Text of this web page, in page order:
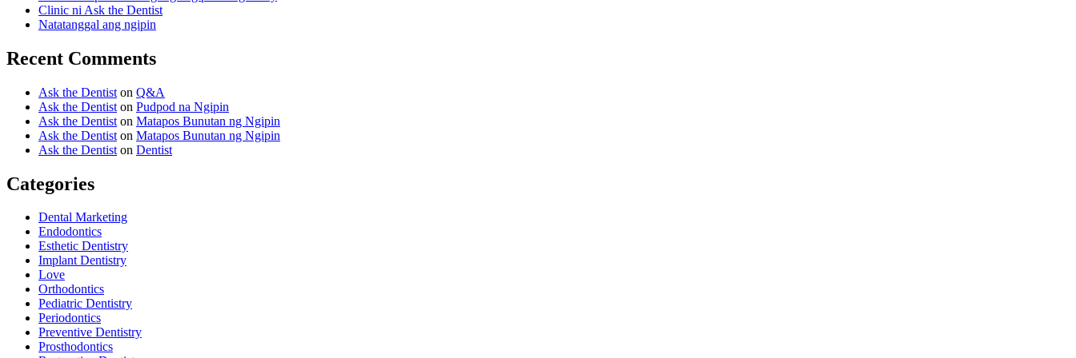
Clinic ni Ask the Dentist
Natatanggal ang ngipin
Recent Comments
Ask the Dentist on Q&A
Ask the Dentist on Pudpod na Ngipin
Ask the Dentist on Matapos Bunutan ng Ngipin
Ask the Dentist on Matapos Bunutan ng Ngipin
Ask the Dentist on Dentist
Categories
Dental Marketing
Endodontics
Esthetic Dentistry
Implant Dentistry
Love
Orthodontics
Pediatric Dentistry
Periodontics
Preventive Dentistry
Prosthodontics